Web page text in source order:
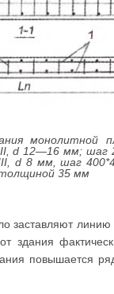
d 12—16 мм; шаг
d 8 мм, шаг
35 мм
заставляют
здания
повышается